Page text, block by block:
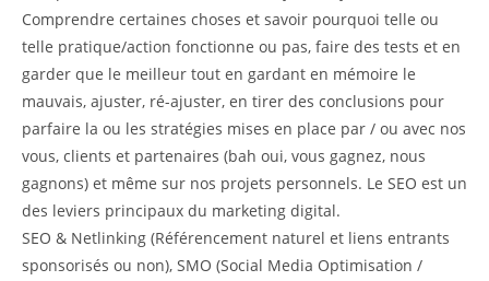
Comprendre certaines choses et savoir pourquoi telle ou
telle pratique/action fonctionne ou pas, faire des tests et en
garder que le meilleur tout en gardant en mémoire le
mauvais, ajuster, ré-ajuster, en tirer des conclusions pour
parfaire la ou les stratégies mises en place par / ou avec nos
vous, clients et partenaires (bah oui, vous gagnez, nous
gagnons) et même sur nos projets personnels. Le SEO est un
des leviers principaux du marketing digital.
SEO & Netlinking (Référencement naturel et liens entrants
sponsorisés ou non), SMO (Social Media Optimisation /